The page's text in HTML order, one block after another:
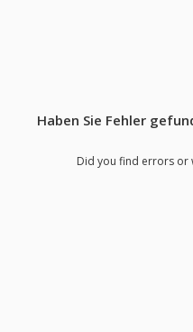
Haben Sie Fehler
Did you find errors or